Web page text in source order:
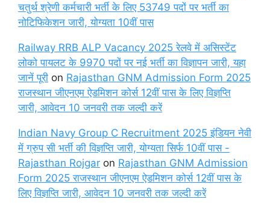
चतुर्थ श्रेणी कर्मचारी भर्ती के लिए 53749 पदों पर भर्ती का
नोटिफिकेशन जारी, योग्यता 10वीं पास
Railway RRB ALP Vacancy 2025 रेलवे में असिस्टेंट
लोको पायलट के 9970 पदों पर नई भर्ती का विज्ञापन जारी, यहा
जानें पूरी on Rajasthan GNM Admission Form 2025
राजस्थान जीएनएम ऐडमिशन कोर्स 12वीं पास के लिए विज्ञप्ति
जारी, आवेदन 10 जनवरी तक जल्दी करें
Indian Navy Group C Recruitment 2025 इंडियन नेवी
में ग्रुप सी भर्ती की विज्ञप्ति जारी, योग्यता सिर्फ 10वीं पास -
Rajasthan Rojgar on Rajasthan GNM Admission
Form 2025 राजस्थान जीएनएम ऐडमिशन कोर्स 12वीं पास के
लिए विज्ञप्ति जारी, आवेदन 10 जनवरी तक जल्दी करें